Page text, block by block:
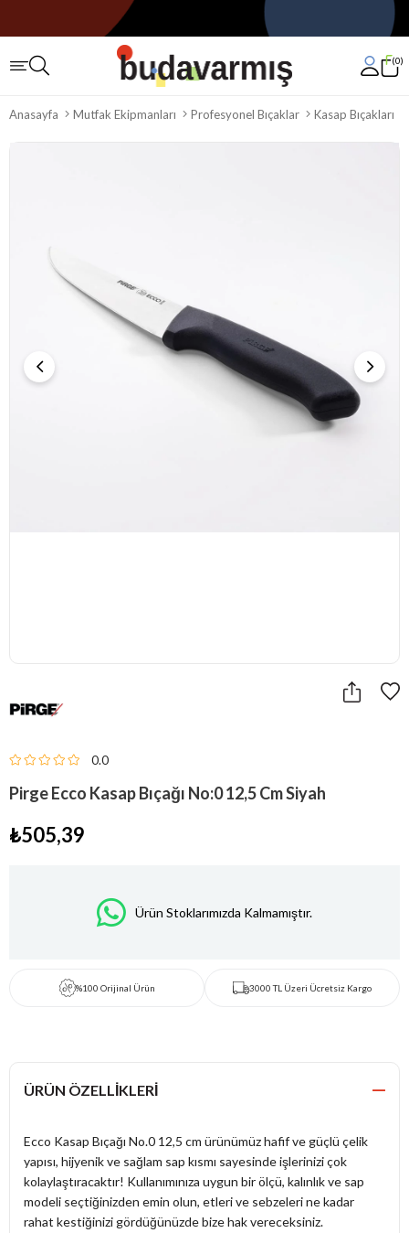
0
Anasayfa Mutfak Ekipmanları Profesyonel Bıçaklar Kasap Bıçakları
0.0
Pirge Ecco Kasap Bıçağı No:0 12,5 Cm Siyah
₺505,39
Ürün Stoklarımızda Kalmamıştır.
%100 Orijinal Ürün 3000 TL Üzeri Ücretsiz Kargo
ÜRÜN ÖZELLIKLERI
Ecco Kasap Bıçağı No.0 12,5 cm ürünümüz hafif ve güçlü çelik
yapısı, hijyenik ve sağlam sap kısmı sayesinde işlerinizi çok
kolaylaştıracaktır! Kullanımınıza uygun bir ölçü, kalınlık ve sap
modeli seçtiğinizden emin olun, etleri ve sebzeleri ne kadar
rahat kestiğinizi gördüğünüzde bize hak vereceksiniz.